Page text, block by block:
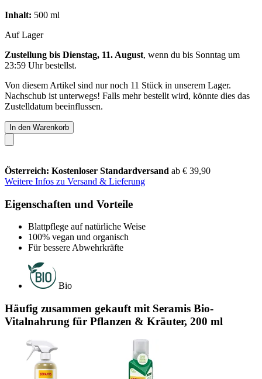
Inhalt: 500 ml
Auf Lager
Zustellung bis Dienstag, 11. August, wenn du bis Sonntag um
23:59 Uhrbestellst.
Von diesem Artikel sind nur noch 11 Stück in unserem Lager.
Nachschub ist unterwegs! Falls mehr bestellt wird, könnte dies das
Zustelldatum beeinflussen.
In den Warenkorb
Österreich: Kostenloser Standardversand ab € 39,90
Weitere Infos zu Versand & Lieferung
Eigenschaften und Vorteile
Blattpflege auf natürliche Weise
100% vegan und organisch
Für bessere Abwehrkräfte
Bio
Häufig zusammen gekauft mit Seramis Bio-
Vitalnahrung für Pflanzen & Kräuter, 200 ml